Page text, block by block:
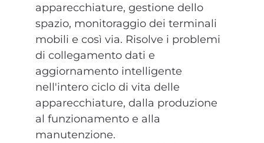
apparecchiature, gestione dello
spazio, monitoraggio dei terminali
mobili e così via. Risolve i problemi
di collegamento dati e
aggiornamento intelligente
nell'intero ciclo di vita delle
apparecchiature, dalla produzione
al funzionamento e alla
manutenzione.